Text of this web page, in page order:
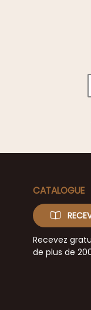
CATALOGUE
Recevez
de plus de